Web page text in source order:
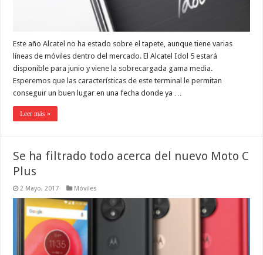
Este año Alcatel no ha estado sobre el tapete, aunque tiene varias
líneas de móviles dentro del mercado. El Alcatel Idol 5 estará
disponible para junio y viene la sobrecargada gama media.
Esperemos que las características de este terminal le permitan
conseguir un buen lugar en una fecha donde ya …
Leer más »
Se ha filtrado todo acerca del nuevo Moto C
Plus
2 Mayo, 2017 Móviles